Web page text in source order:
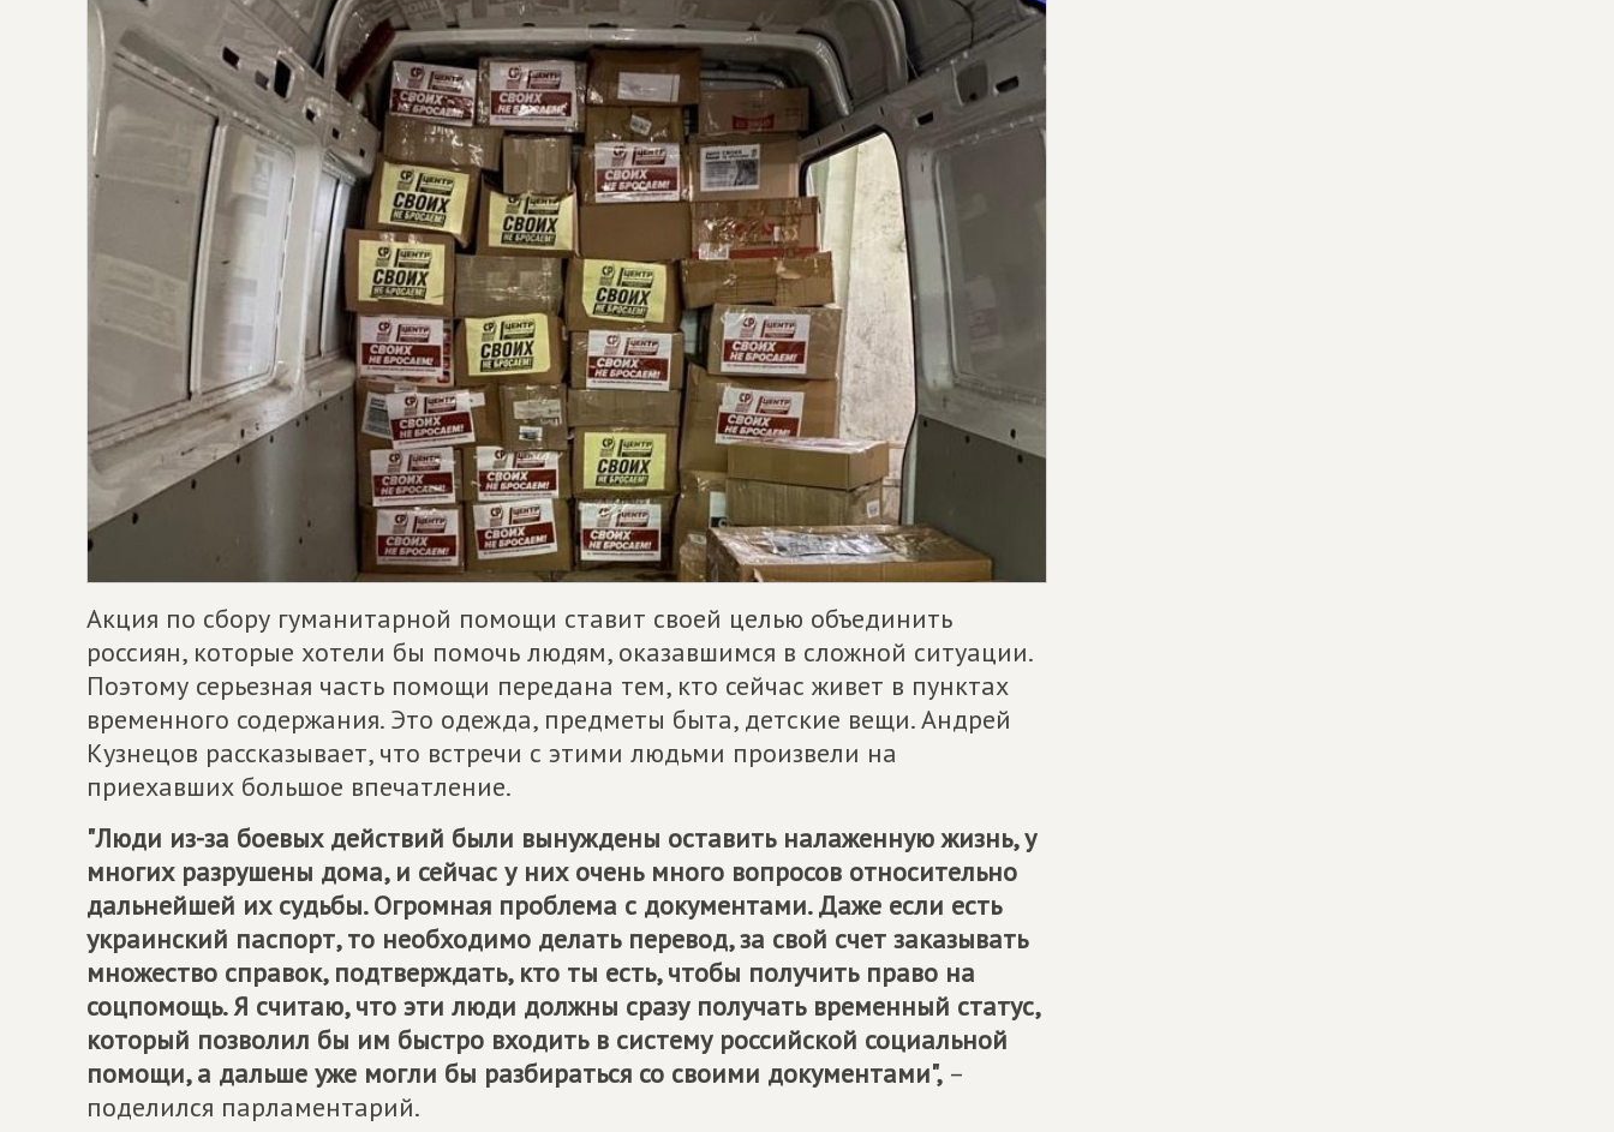
Акция по сбору гуманитарной помощи ставит своей целью объединить
россиян, которые хотели бы помочь людям, оказавшимся в сложной ситуации.
Поэтому серьезная часть помощи передана тем, кто сейчас живет в пунктах
временного содержания. Это одежда, предметы быта, детские вещи. Андрей
Кузнецов рассказывает, что встречи с этими людьми произвели на
приехавших большое впечатление.
"Люди из-за боевых действий были вынуждены оставить налаженную жизнь, у
многих разрушены дома, и сейчас у них очень много вопросов относительно
дальнейшей их судьбы. Огромная проблема с документами. Даже если есть
украинский паспорт, то необходимо делать перевод, за свой счет заказывать
множество справок, подтверждать, кто ты есть, чтобы получить право на
соцпомощь. Я считаю, что эти люди должны сразу получать временный статус,
который позволил бы им быстро входить в систему российской социальной
помощи, а дальше уже могли бы разбираться со своими документами", –
поделился парламентарий.